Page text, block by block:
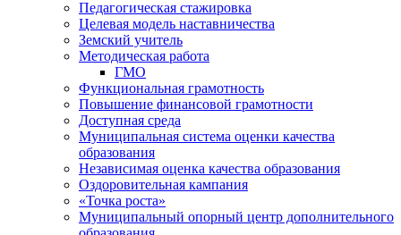
Педагогическая стажировка
Целевая модель наставничества
Земский учитель
Методическая работа
ГМО
Функциональная грамотность
Повышение финансовой грамотности
Доступная среда
Муниципальная система оценки качества
образования
Независимая оценка качества образования
Оздоровительная кампания
«Точка роста»
Муниципальный опорный центр дополнительного